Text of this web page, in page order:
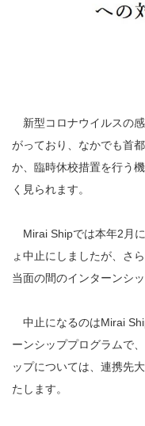
新型コロナウイルスの
がっており、なかでも首
か、臨時休校措置を行う
く見られます。
Mirai Shipでは本年2月
ょ中止にしましたが、さ
当面の間のインターンシ
中止になるのはMirai
ーンシッププログラムで
ップについては、連携先
たします。